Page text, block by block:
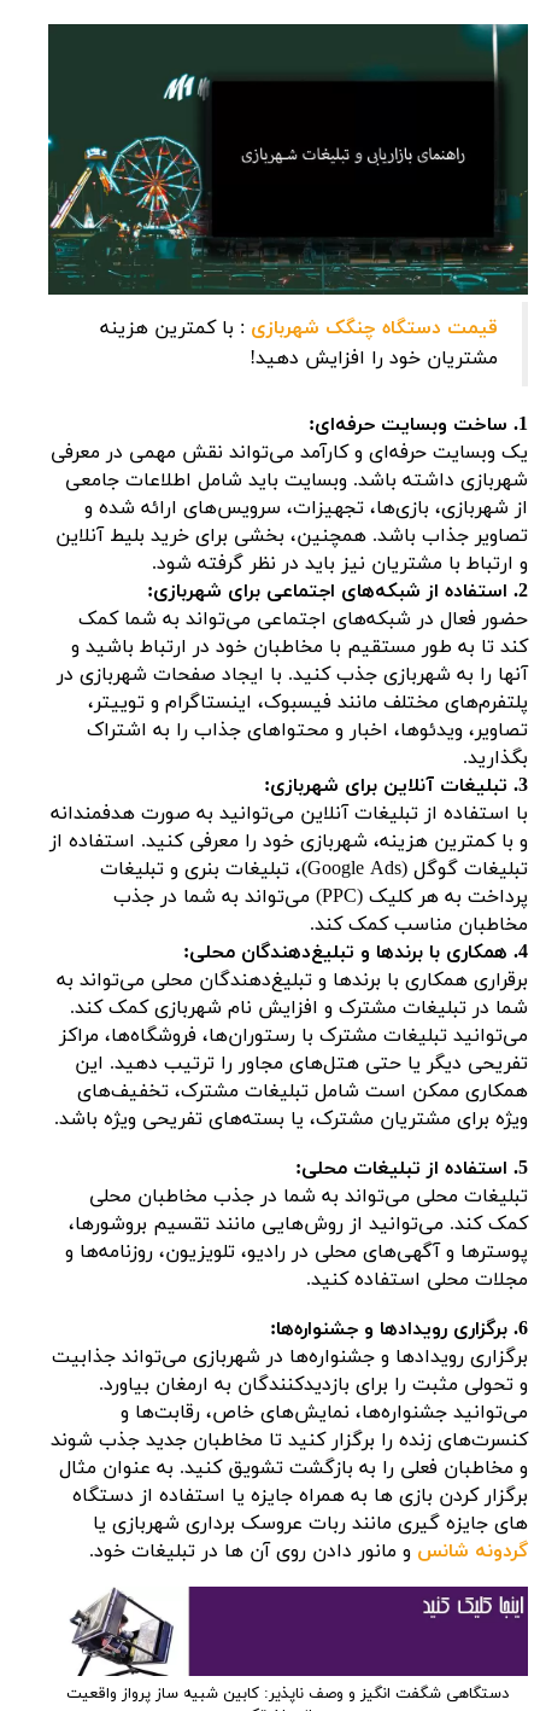
قیمت دستگاه چنگک شهربازی : با کمترین هزینه
مشتریان خود را افزایش دهید!
1. ساخت وبسایت حرفه‌ای:
یک وبسایت حرفه‌ای و کارآمد می‌تواند نقش مهمی در معرفی
شهربازی داشته باشد. وبسایت باید شامل اطلاعات جامعی
از شهربازی، بازی‌ها، تجهیزات، سرویس‌های ارائه شده و
تصاویر جذاب باشد. همچنین، بخشی برای خرید بلیط آنلاین
و ارتباط با مشتریان نیز باید در نظر گرفته شود.
2. استفاده از شبکه‌های اجتماعی برای شهربازی:
حضور فعال در شبکه‌های اجتماعی می‌تواند به شما کمک
کند تا به طور مستقیم با مخاطبان خود در ارتباط باشید و
آنها را به شهربازی جذب کنید. با ایجاد صفحات شهربازی در
پلتفرم‌های مختلف مانند فیسبوک، اینستاگرام و توییتر،
تصاویر، ویدئوها، اخبار و محتواهای جذاب را به اشتراک
بگذارید.
3. تبلیغات آنلاین برای شهربازی:
با استفاده از تبلیغات آنلاین می‌توانید به صورت هدفمندانه
و با کمترین هزینه، شهربازی خود را معرفی کنید. استفاده از
تبلیغات گوگل (Google Ads)، تبلیغات بنری و تبلیغات
پرداخت به هر کلیک (PPC) می‌تواند به شما در جذب
مخاطبان مناسب کمک کند.
4. همکاری با برندها و تبلیغ‌دهندگان محلی:
برقراری همکاری با برندها و تبلیغ‌دهندگان محلی می‌تواند به
شما در تبلیغات مشترک و افزایش نام شهربازی کمک کند.
می‌توانید تبلیغات مشترک با رستوران‌ها، فروشگاه‌ها، مراکز
تفریحی دیگر یا حتی هتل‌های مجاور را ترتیب دهید. این
همکاری ممکن است شامل تبلیغات مشترک، تخفیف‌های
ویژه برای مشتریان مشترک، یا بسته‌های تفریحی ویژه باشد.
5. استفاده از تبلیغات محلی:
تبلیغات محلی می‌تواند به شما در جذب مخاطبان محلی
کمک کند. می‌توانید از روش‌هایی مانند تقسیم بروشورها،
پوسترها و آگهی‌های محلی در رادیو، تلویزیون، روزنامه‌ها و
مجلات محلی استفاده کنید.
6. برگزاری رویدادها و جشنواره‌ها:
برگزاری رویدادها و جشنواره‌ها در شهربازی می‌تواند جذابیت
و تحولی مثبت را برای بازدیدکنندگان به ارمغان بیاورد.
می‌توانید جشنواره‌ها، نمایش‌های خاص، رقابت‌ها و
کنسرت‌های زنده را برگزار کنید تا مخاطبان جدید جذب شوند
و مخاطبان فعلی را به بازگشت تشویق کنید. به عنوان مثال
برگزار کردن بازی ها به همراه جایزه یا استفاده از دستگاه
های جایزه گیری مانند ربات عروسک برداری شهربازی یا
گردونه شانس و مانور دادن روی آن ها در تبلیغات خود.
دستگاهی شگفت انگیز و وصف ناپذیر: کابین شبیه ساز پرواز واقعیت